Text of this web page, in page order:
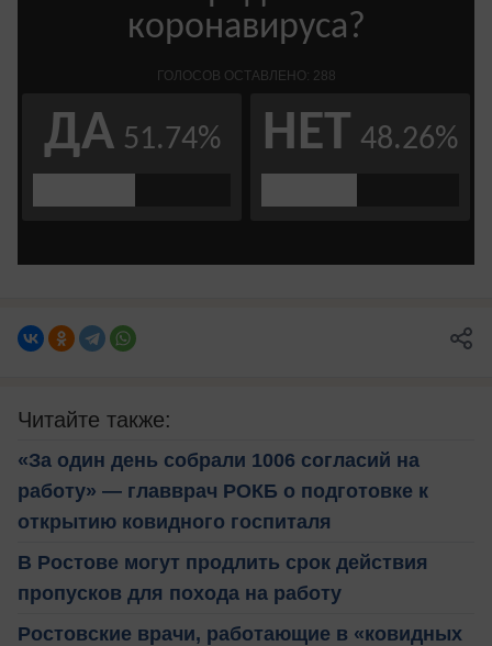
Читайте также:
«За один день собрали 1006 согласий на
работу» — главврач РОКБ о подготовке к
открытию ковидного госпиталя
В Ростове могут продлить срок действия
пропусков для похода на работу
Ростовские врачи, работающие в «ковидных